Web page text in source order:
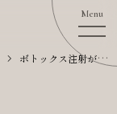
ボトックス注射が保険適用されるケースと費用は？保険適用外の費用相場も解説